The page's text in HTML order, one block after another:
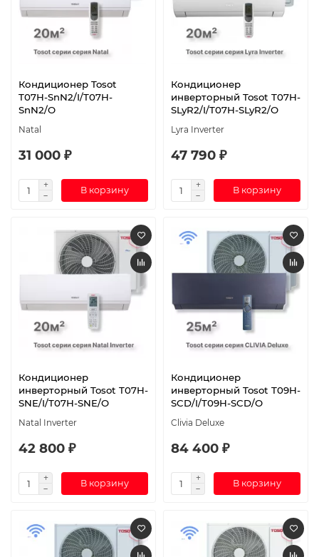
Кондиционер Tosot
T07H-SnN2/I/T07H-
SnN2/O
Natal
31 000 ₽
В корзину
Кондиционер
инверторный Tosot T07H-
SLyR2/I/T07H-SLyR2/O
Lyra Inverter
47 790 ₽
В корзину
Кондиционер
инверторный Tosot T07H-
SNE/I/T07H-SNE/O
Natal Inverter
42 800 ₽
В корзину
Кондиционер
инверторный Tosot T09H-
SCD/I/T09H-SCD/O
Clivia Deluxe
84 400 ₽
В корзину